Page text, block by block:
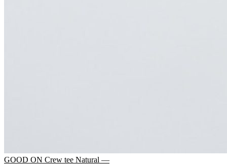
GOOD ON Crew tee Natural —